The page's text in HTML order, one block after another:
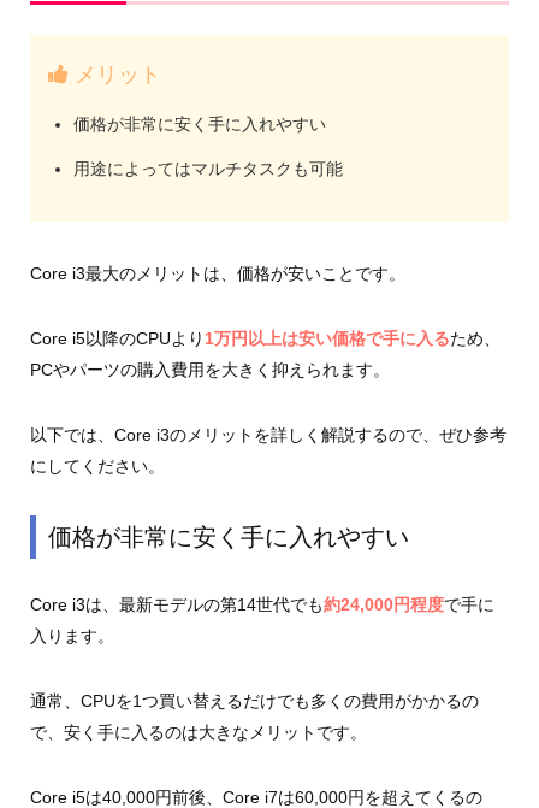
メリット
価格が非常に安く手に入れやすい
用途によってはマルチタスクも可能
Core i3最大のメリットは、価格が安いことです。
Core i5以降のCPUより 1万円以上は安い価格で手に入るため、
PCやパーツの購入費用を大きく抑えられます。
以下では、Core i3のメリットを詳しく解説するので、ぜひ参考
にしてください。
価格が非常に安く手に入れやすい
Core i3は、最新モデルの第14世代でも約24,000円程度で手に
入ります。
通常、CPUを1つ買い替えるだけでも多くの費用がかかるの
で、安く手に入るのは大きなメリットです。
Core i5は40,000円前後、Core i7は60,000円を超えてくるの